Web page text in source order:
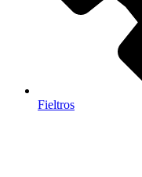
Fieltros